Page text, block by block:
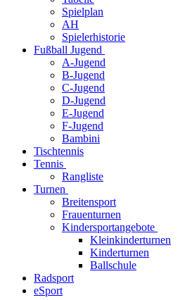
Spielplan
AH
Spielerhistorie
Fußball Jugend
A-Jugend
B-Jugend
C-Jugend
D-Jugend
E-Jugend
F-Jugend
Bambini
Tischtennis
Tennis
Rangliste
Turnen
Breitensport
Frauenturnen
Kindersportangebote
Kleinkinderturnen
Kinderturnen
Ballschule
Radsport
eSport